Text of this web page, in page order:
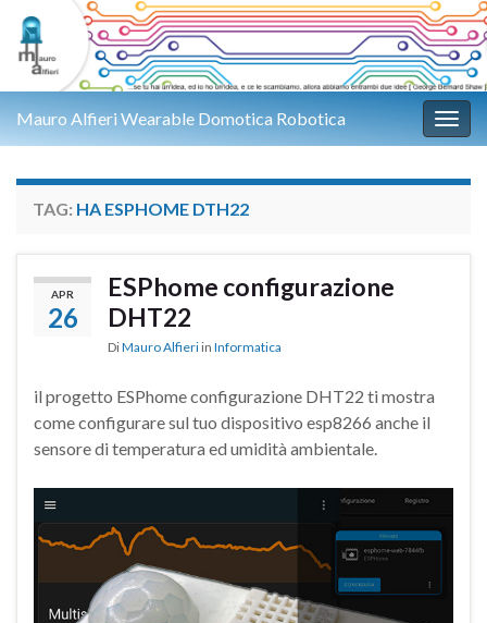
Mauro Alfieri Wearable Domotica Robotica
TAG: HA ESPHOME DTH22
APR
26
ESPhome configurazione
DHT22
DiMauro Alfieri in Informatica
il progetto ESPhome configurazione DHT22 ti mostra
come configurare sul tuo dispositivo esp8266 anche il
sensore di temperatura ed umidità ambientale.